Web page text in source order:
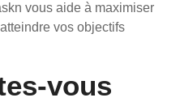
vous aide à maximiser
vos objectifs
vous